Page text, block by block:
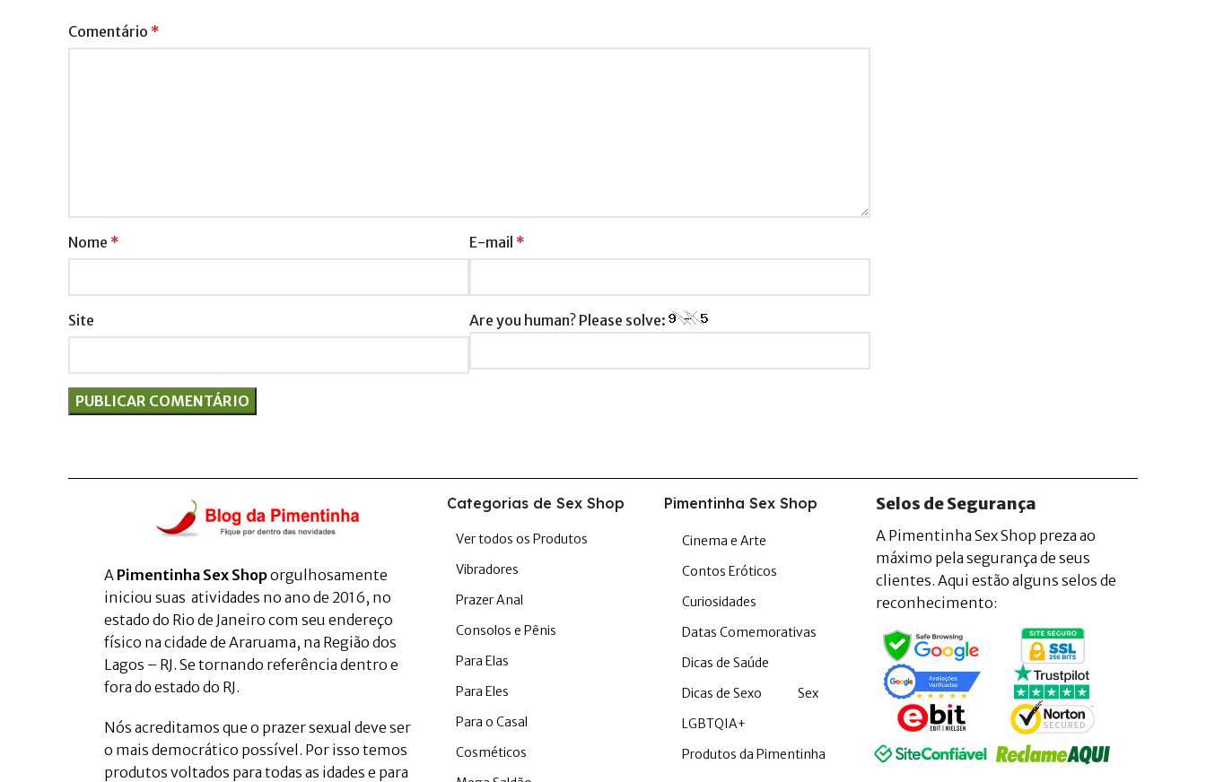
Comentário *
Nome * E-mail *
Site Are you human? Please solve:
A Pimentinha Sex Shoporgulhosamente
iniciou suas atividades no ano de 2016, no
estado do Rio de Janeiro com seu endereço
físico na cidade de Araruama, na Região dos
Lagos – RJ. Se tornando referência dentro e
fora do estado do RJ.
Nós acreditamos que o prazer sexual deve ser
o mais democrático possível. Por isso temos
produtos voltados para todas as idades e para
Categorias de Sex Shop
Ver todos os Produtos
Vibradores
Prazer Anal
Consolos e Pênis
Para Elas
Para Eles
Para o Casal
Cosméticos
Pimentinha Sex Shop
Cinema e Arte
Contos Eróticos
Curiosidades
Datas Comemorativas
Dicas de Saúde
Dicas de Sexo
Sex
LGBTQIA+
Produtos da Pimentinha
Selos de Segurança
A Pimentinha Sex Shop preza ao
máximo pela segurança de seus
clientes. Aqui estão alguns selos de
reconhecimento: